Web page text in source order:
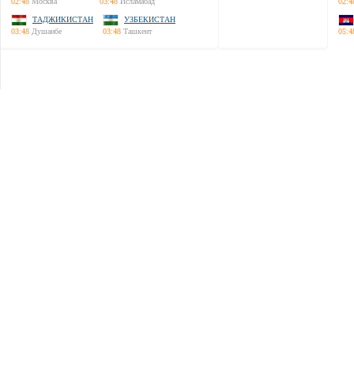
ТАДЖИКИСТАН
03:48 Душанбе
УЗБЕКИСТАН
03:48 Ташкент